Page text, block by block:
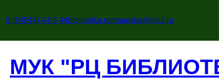
8 (84544) 4-03-44biblioteka.romanovka@mail.ru
МУК "РЦ